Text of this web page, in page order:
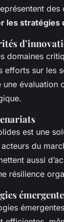
les stratégies
domaines
efforts sur les
évaluation
est une
du
aussi
résilience